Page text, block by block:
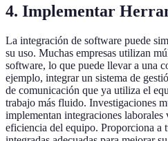
4. Implementar
La integración de software puede
su uso. Muchas empresas utilizan
software, lo que puede llevar a una
ejemplo, integrar un sistema de
de comunicación que ya utiliza el
trabajo más fluido. Investigaciones
implementan integraciones
eficiencia del equipo. Proporciona a